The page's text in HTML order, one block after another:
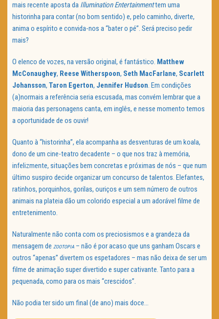
mais recente aposta da Illumination Entertainmenttem uma
historinha para contar (no bom sentido) e, pelo caminho, diverte,
anima o espírito e convida-nos a “bater o pé”. Será preciso pedir
mais?
O elenco de vozes, na versão original, é fantástico. Matthew
McConaughey, Reese Witherspoon, Seth MacFarlane, Scarlett
Johansson, Taron Egerton, Jennifer Hudson. Em condições
(a)normais a referência seria escusada, mas convém lembrar que a
maioria das personagens canta, em inglês, e nesse momento temos
a oportunidade de os ouvir!
Quanto à “historinha”, ela acompanha as desventuras de um koala,
dono de um cine-teatro decadente – o que nos traz à memória,
infelizmente, situações bem concretas e próximas de nós – que num
último suspiro decide organizar um concurso de talentos. Elefantes,
ratinhos, porquinhos, gorilas, ouriços e um sem número de outros
animais na plateia dão um colorido especial a um adorável filme de
entretenimento.
Naturalmente não conta com os preciosismos e a grandeza da
mensagem de ZOOTOPIA – não é por acaso que uns ganham Oscars e
outros “apenas” divertem os espetadores – mas não deixa de ser um
filme de animação super divertido e super cativante. Tanto para a
pequenada, como para os mais “crescidos”.
Não podia ter sido um final (de ano) mais doce…